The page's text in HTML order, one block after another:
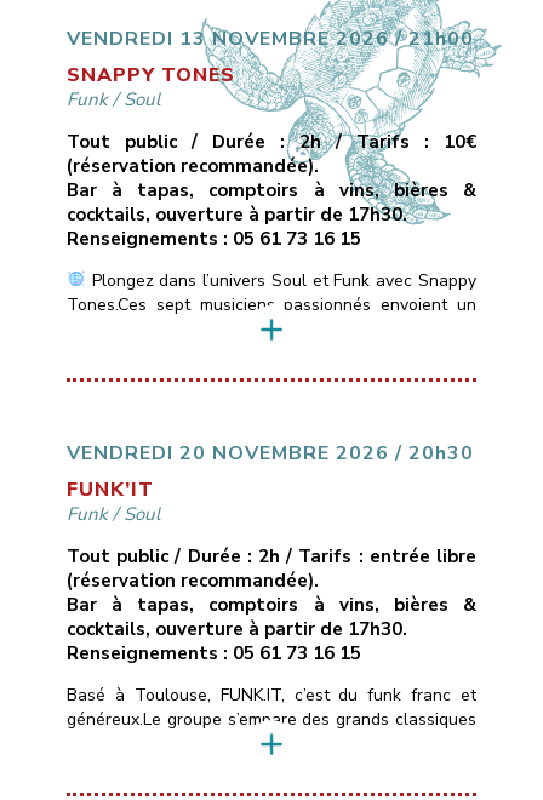
VENDREDI 13 NOVEMBRE 2026 / 21h00
SNAPPY TONES
Funk/Soul
Tout public / Durée : 2h / Tarifs : 10€
(réservation recommandée).
Bar à tapas, comptoirs à vins, bières &
cocktails, ouverture à partir de 17h30.
Renseignements : 05 61 73 16 15
Plongez dans l’univers Soul et Funk avec Snappy
Tones.Ces sept musiciens passionnés envoient un
son vif et énergique des incontournables de la Soul
du Funk: Jamiroquai, Chaka Khan, Earth, Wind &
conso )
Les Marins d’Eau […]
VENDREDI 20 NOVEMBRE 2026 / 20h30
FUNK’IT
Funk/Soul
Tout public / Durée : 2h / Tarifs : entrée libre
(réservation recommandée).
Bar à tapas, comptoirs à vins, bières &
cocktails, ouverture à partir de 17h30.
Renseignements : 05 61 73 16 15
Basé à Toulouse, FUNK.IT, c’est du funk franc et
généreux.Le groupe s’empare des grands classiques
du funk, de la soul et du groove — de Stevie
et les réarrange à sa façon : nouveaux grooves,